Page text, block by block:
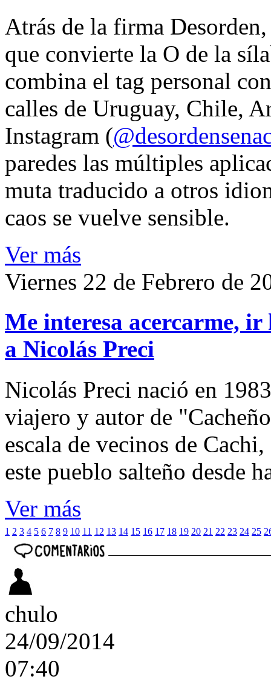
Atrás de la firma
que convierte la O de la
combina el tag personal
calles de Uruguay, Chile,
Instagram (
paredes las múltiples
muta traducido a otros
caos se vuelve sensible.
Ver más
Viernes 22 de Febrero de
Me interesa acercarme,
a Nicolás Preci
Nicolás Preci nació en
viajero y autor de
escala de vecinos de
este pueblo salteño desde
Ver más
1 2 3 4 5 6 7 8 9 10 11 12 13 14 15 16 17 18 19 20 21 22 23 24 25
chulo
24/09/2014
07:40